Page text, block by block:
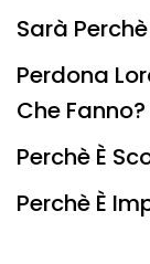
Sarà
Perdona
Che Fanno?
Perchè È
Perchè È